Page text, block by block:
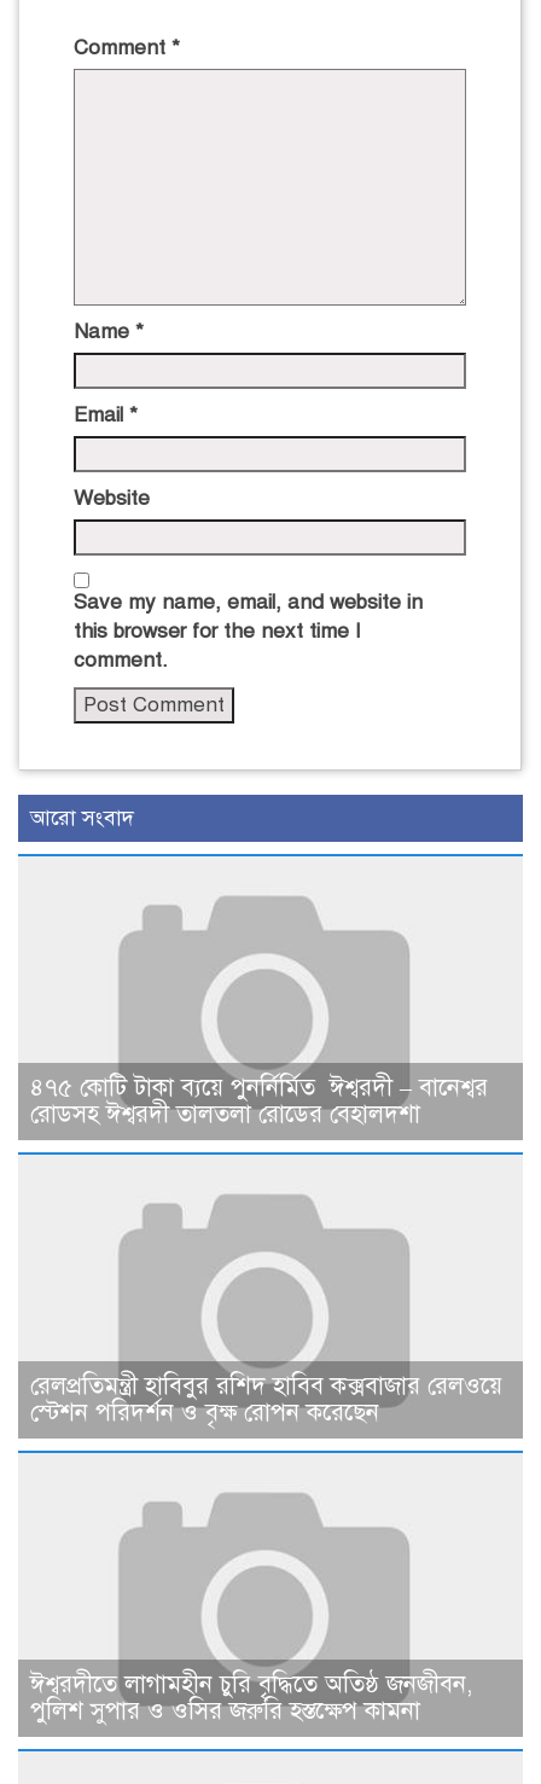
Comment *
Name *
Email *
Website
Save my name, email, and website in
this browser for the next time I
comment.
আরো সংবাদ
৪৭৫ কোটি টাকা ব্যয়ে পুনর্নির্মিত ঈশ্বরদী – বানেশ্বর
রোডসহ ঈশ্বরদী তালতলা রোডের বেহালদশা
রেলপ্রতিমন্ত্রী হাবিবুর রশিদ হাবিব কক্সবাজার রেলওয়ে
স্টেশন পরিদর্শন ও বৃক্ষ রোপন করেছেন
ঈশ্বরদীতে লাগামহীন চুরি বৃদ্ধিতে অতিষ্ঠ জনজীবন,
পুলিশ সুপার ও ওসির জরুরি হস্তক্ষেপ কামনা ​